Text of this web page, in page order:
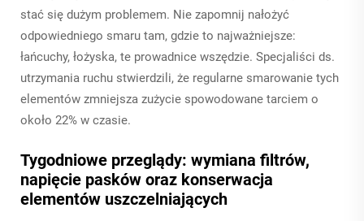
stać się dużym problemem. Nie zapomnij nałożyć
odpowiedniego smaru tam, gdzie to najważniejsze:
łańcuchy, łożyska, te prowadnice wszędzie. Specjaliści ds.
utrzymania ruchu stwierdzili, że regularne smarowanie tych
elementów zmniejsza zużycie spowodowane tarciem o
około 22% w czasie.
Tygodniowe przeglądy: wymiana filtrów,
napięcie pasków oraz konserwacja
elementów uszczelniających